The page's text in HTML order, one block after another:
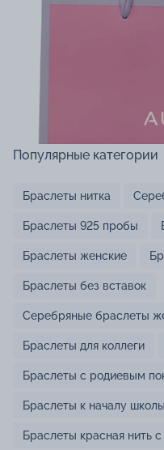
Популярные категории
Браслеты нитка
Браслеты 925 пробы
Браслеты женские
Браслеты без вставок
Серебряные браслеты
Браслеты для коллеги
Браслеты с родиевым
Браслеты к началу школы
Браслеты красная нить